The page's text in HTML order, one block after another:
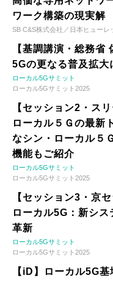
ワーク構築の現実解
SB C&S株式会社／日本ヒューレ
【基調講演・総務省
5Gの更なる普及拡大
ローカル5Gサミット
ローカル5Gサミット2025
【セッション2・ス
ローカル５Ｇの最
なシン・ローカル５
機能もご紹介
ローカル5Gサミット
ローカル5Gサミット2025
【セッション3・京
ローカル5G：新シ
革新
ローカル5Gサミット
ローカル5Gサミット2025
【iD】ローカル5G